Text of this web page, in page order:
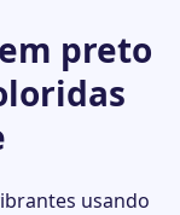
preto
usando